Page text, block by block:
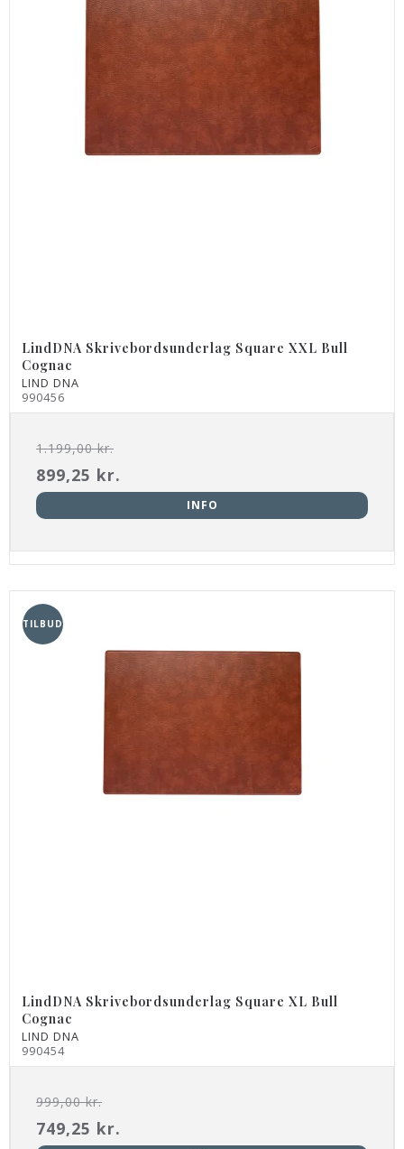
LindDNA Skrivebordsunderlag Square XXL Bull
Cognac
LIND DNA
990456
1.199,00 kr.
899,25 kr.
INFO
TILBUD
LindDNA Skrivebordsunderlag Square XL Bull
Cognac
LIND DNA
990454
999,00 kr.
749,25 kr.